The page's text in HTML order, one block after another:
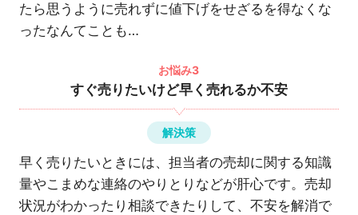
たら思うように売れずに値下げをせざるを得なくな
ったなんてことも…
お悩み3
すぐ売りたいけど早く売れるか不安
解決策
早く売りたいときには、担当者の売却に関する知識
量やこまめな連絡のやりとりなどが肝心です。売却
状況がわかったり相談できたりして、不安を解消で